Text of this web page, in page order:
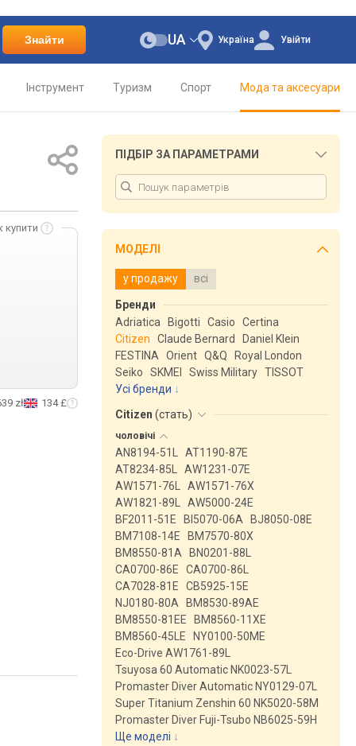
Знайти Україна
UA Увійти
Інструмент Туризм Спорт Мода та аксесуари
купити
zł 134 £
ПІДБІР ЗА ПАРАМЕТРАМИ
МОДЕЛІ
у продажу всі
Бренди
Adriatica
Bigotti Casio
Certina
Citizen
Claude Bernard
Daniel Klein
FESTINA
Orient Q&Q
Royal London
Seiko
SKMEI Swiss Military TISSOT
Усі бренди
Citizen (стать)
чоловічі
AN8194-51L
AT1190-87E
AT8234-85L
AW1231-07E
AW1571-76L
AW1571-76X
AW1821-89L
AW5000-24E
BF2011-51E
BI5070-06A
BJ8050-08E
BM7108-14E
BM7570-80X
BM8550-81A
BN0201-88L
CA0700-86E
CA0700-86L
CA7028-81E
CB5925-15E
NJ0180-80A
BM8530-89AE
BM8550-81EE
BM8560-11XE
BM8560-45LE
NY0100-50ME
Eco-Drive AW1761-89L
Tsuyosa 60 Automatic NK0023-57L
Promaster Diver Automatic NY0129-07L
Super Titanium Zenshin 60 NK5020-58M
Promaster Diver Fuji-Tsubo NB6025-59H
Ще моделі ↓